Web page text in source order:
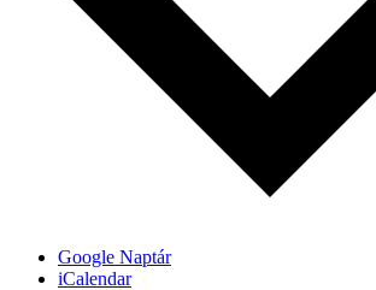
Google Naptár
iCalendar